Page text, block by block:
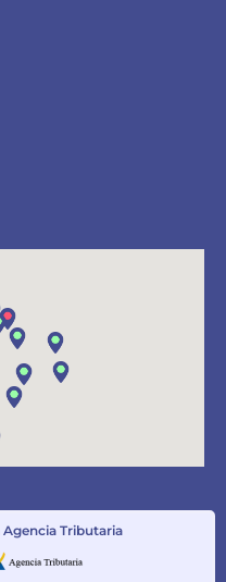
Agencia Tributaria